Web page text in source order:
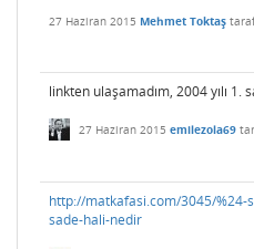
27 Haziran 2015 Mehmet Toktaş
linkten ulaşamadım, 2004 yılı 1.
27 Haziran 2015 emilezola69
http://matkafasi.com/3045/%24-
sade-hali-nedir